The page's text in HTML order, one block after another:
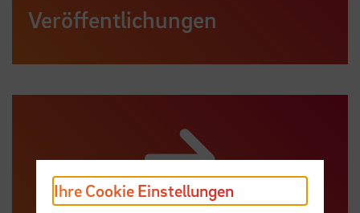
Veröffentlichungen
Ihre Cookie Einstellungen